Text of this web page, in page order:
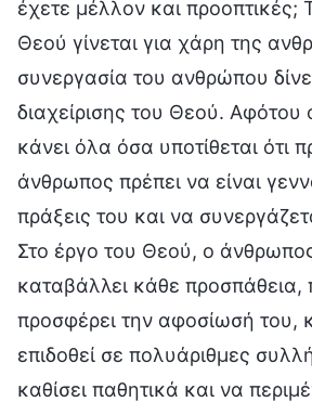
έχετε μέλλον και προοπτικές;
Θεού γίνεται για χάρη της
συνεργασία του ανθρώπου
διαχείρισης του Θεού. Αφότου
κάνει όλα όσα υποτίθεται ότι
άνθρωπος πρέπει να είναι
πράξεις του και να
Στο έργο του Θεού, ο
καταβάλλει κάθε προσπάθεια,
προσφέρει την αφοσίωσή του,
επιδοθεί σε πολυάριθμες
καθίσει παθητικά και να